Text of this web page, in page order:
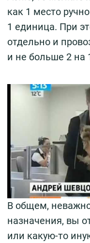
как 1 место
1 единица. При
отдельно и
и не больше 2 на
В общем,
назначения, вы
или какую-то